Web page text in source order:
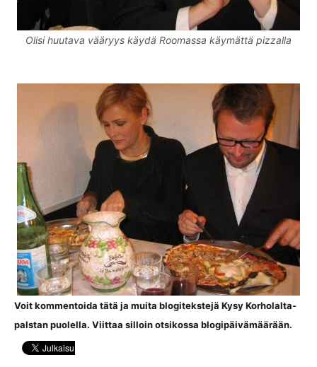
Olisi huutava vääryys käydä Roomassa käymättä pizzalla
Voit kommentoida tätä ja muita blogitekstejä Kysy Korholalta-
palstan puolella. Viittaa silloin otsikossa blogipäivämäärään.